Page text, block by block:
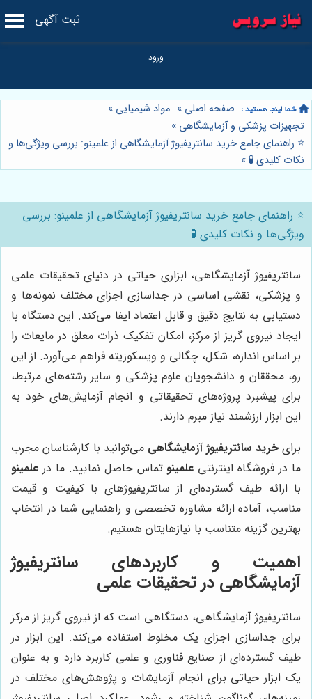
ثبت آگهی
صفحه اصلی » مواد شیمیایی »
تجهیزات پزشکی و آزمایشگاهی »
⭐️ راهنمای جامع خرید سانتریفیوژ آزمایشگاهی از علمینو: بررسی ویژگی‌ها و
نکات کلیدی 🧪 »
⭐️ راهنمای جامع خرید سانتریفیوژ آزمایشگاهی از علمینو: بررسی
ویژگی‌ها و نکات کلیدی 🧪
سانتریفیوژ آزمایشگاهی، ابزاری حیاتی در دنیای تحقیقات علمی
و پزشکی، نقشی اساسی در جداسازی اجزای مختلف نمونه‌ها و
دستیابی به نتایج دقیق و قابل اعتماد ایفا می‌کند. این دستگاه با
ایجاد نیروی گریز از مرکز، امکان تفکیک ذرات معلق در مایعات را
بر اساس اندازه، شکل، چگالی و ویسکوزیته فراهم می‌آورد. از این
رو، محققان و دانشجویان علوم پزشکی و سایر رشته‌های مرتبط،
برای پیشبرد پروژه‌های تحقیقاتی و انجام آزمایش‌های خود به
این ابزار ارزشمند نیاز مبرم دارند.
برایخرید سانتریفیوژ آزمایشگاهی می‌توانید با کارشناسان مجرب
ما در فروشگاه اینترنتی علمینوتماس حاصل نمایید. ما در علمینو
با ارائه طیف گسترده‌ای از سانتریفیوژهای با کیفیت و قیمت
مناسب، آماده ارائه مشاوره تخصصی و راهنمایی شما در انتخاب
بهترین گزینه متناسب با نیازهایتان هستیم.
اهمیت و کاربردهای سانتریفیوژ
آزمایشگاهی در تحقیقات علمی
سانتریفیوژ آزمایشگاهی، دستگاهی است که از نیروی گریز از مرکز
برای جداسازی اجزای یک مخلوط استفاده می‌کند. این ابزار در
طیف گسترده‌ای از صنایع فناوری و علمی کاربرد دارد و به عنوان
یک ابزار حیاتی برای انجام آزمایشات و پژوهش‌های مختلف در